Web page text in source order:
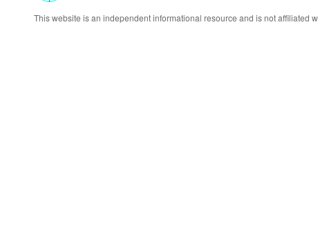
This website is an independent informational resource and is not affiliated